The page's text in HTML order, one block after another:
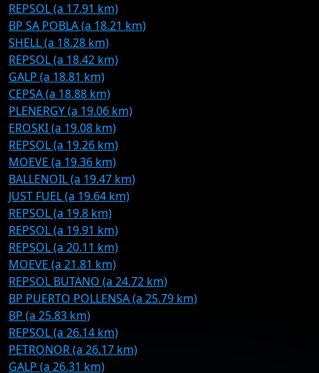
REPSOL (a 17.91 km)
BP SA POBLA (a 18.21 km)
SHELL (a 18.28 km)
REPSOL (a 18.42 km)
GALP (a 18.81 km)
CEPSA (a 18.88 km)
PLENERGY (a 19.06 km)
EROSKI (a 19.08 km)
REPSOL (a 19.26 km)
MOEVE (a 19.36 km)
BALLENOIL (a 19.47 km)
JUST FUEL (a 19.64 km)
REPSOL (a 19.8 km)
REPSOL (a 19.91 km)
REPSOL (a 20.11 km)
MOEVE (a 21.81 km)
REPSOL BUTANO (a 24.72 km)
BP PUERTO POLLENSA (a 25.79 km)
BP (a 25.83 km)
REPSOL (a 26.14 km)
PETRONOR (a 26.17 km)
GALP (a 26.31 km)